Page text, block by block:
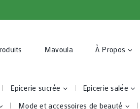
Mavoula À Propos
Epicerie sucrée Epicerie salée
Mode et accessoires de beauté